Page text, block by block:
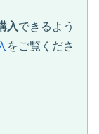
入できるよう
をご覧くださ